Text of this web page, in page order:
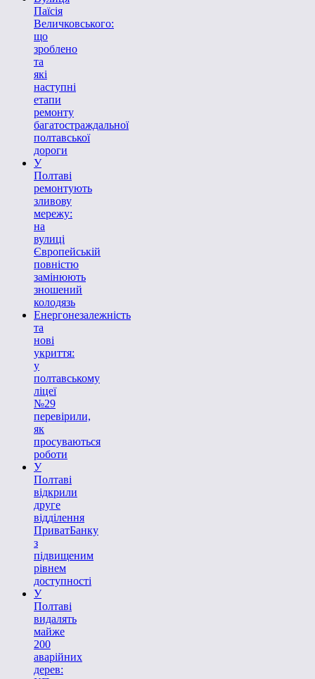
Паїсія
Величковського:
що
зроблено
та
які
наступні
етапи
ремонту
багатостраждальної
полтавської
дороги
У
Полтаві
ремонтують
зливову
мережу:
на
вулиці
Європейській
повністю
замінюють
зношений
колодязь
Енергонезалежність
та
нові
укриття:
у
полтавському
ліцеї
№29
перевірили,
як
просуваються
роботи
У
Полтаві
відкрили
друге
відділення
ПриватБанку
з
підвищеним
рівнем
доступності
У
Полтаві
видалять
майже
200
аварійних
дерев: